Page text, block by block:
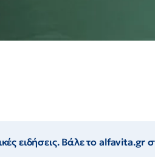
ειδήσεις. Βάλε το alfavita.gr